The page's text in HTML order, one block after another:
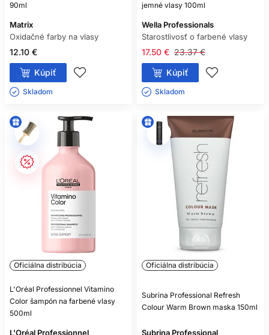
90ml
Matrix
Oxidačné farby na vlasy
12.10 €
Kúpiť
Skladom ㅤ
jemné vlasy 100ml
Wella Professionals
Starostlivosť o farbené vlasy
23.37 €
17.50 €
Kúpiť
Skladom ㅤ
Oficiálna distribúcia
L'Oréal Professionnel Vitamino
Color šampón na farbené vlasy
500ml
L'Oréal Professionnel
Oficiálna distribúcia
Subrina Professional Refresh
Colour Warm Brown maska 150ml
Subrina Professional